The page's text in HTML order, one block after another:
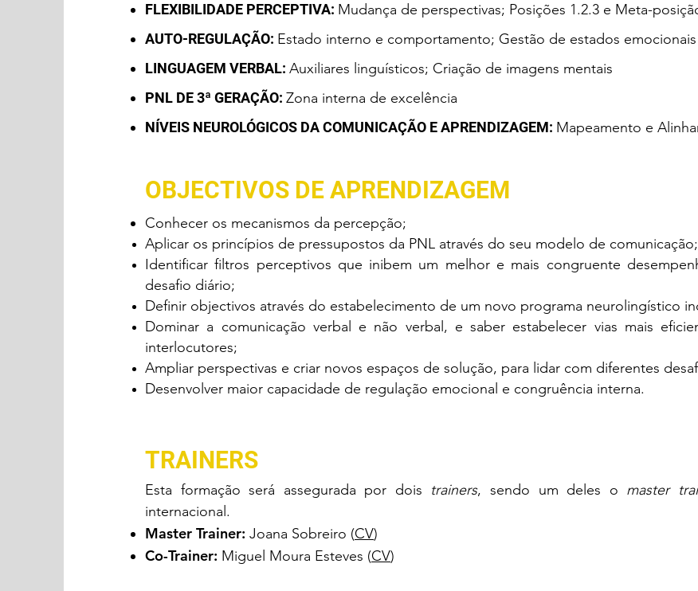
FLEXIBILIDADE PERCEPTIVA: Mudança de perspectivas; Posições 1.2.3 e Meta-
AUTO-REGULAÇÃO: Estado interno e comportamento; Gestão de estados emocionais
LINGUAGEM VERBAL: Auxiliares linguísticos; Criação de imagens mentais
PNL DE 3ª GERAÇÃO: Zona interna de excelência
NÍVEIS NEUROLÓGICOS DA COMUNICAÇÃO E APRENDIZAGEM: Mapeamento e
OBJECTIVOS DE APRENDIZAGEM​
Conhecer os mecanismos da percepção;
Aplicar os princípios de pressupostos da PNL através do seu modelo de comunicação;
Identificar filtros perceptivos que inibem um melhor e mais congruente
desafio diário;
Definir objectivos através do estabelecimento de um novo programa neurolingístico
Dominar a comunicação verbal e não verbal, e saber estabelecer vias mais
interlocutores;
Ampliar perspectivas e criar novos espaços de solução, para lidar com diferentes
Desenvolver maior capacidade de regulação emocional e congruência interna.
TRAINERS
Esta formação será assegurada por dois trainers, sendo um deles o master
internacional.
Master Trainer: Joana Sobreiro (CV)
Co-Trainer: Miguel Moura Esteves (CV)